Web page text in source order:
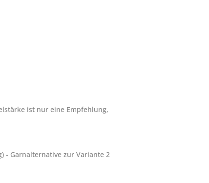
ist nur eine Empfehlung,
- Garnalternative zur Variante 2